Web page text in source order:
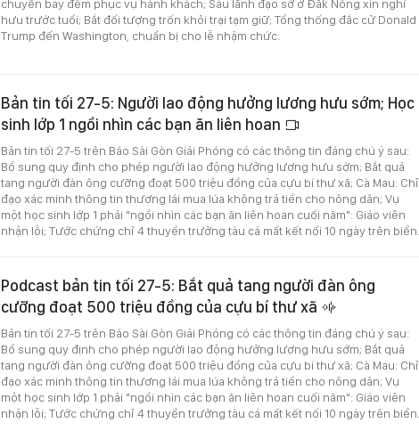
chuyến bay đêm phục vụ hành khách; Sáu lãnh đạo sở ở Đắk Nông xin nghỉ
hưu trước tuổi; Bắt đối tượng trốn khỏi trại tạm giữ; Tổng thống đắc cử Donald
Trump đến Washington, chuẩn bị cho lễ nhậm chức.
Bản tin tối 27-5: Người lao động hưởng lương hưu sớm; Học
sinh lớp 1 ngồi nhìn các bạn ăn liên hoan
Bản tin tối 27-5 trên Báo Sài Gòn Giải Phóng có các thông tin đáng chú ý sau:
Bổ sung quy định cho phép người lao động hưởng lương hưu sớm; Bắt quả
tang người đàn ông cưỡng đoạt 500 triệu đồng của cựu bí thư xã; Cà Mau: Chỉ
đạo xác minh thông tin thương lái mua lúa không trả tiền cho nông dân; Vụ
một học sinh lớp 1 phải "ngồi nhìn các bạn ăn liên hoan cuối năm": Giáo viên
nhận lỗi; Tước chứng chỉ 4 thuyền trưởng tàu cá mất kết nối 10 ngày trên biển.
Podcast bản tin tối 27-5: Bắt quả tang người đàn ông
cưỡng đoạt 500 triệu đồng của cựu bí thư xã
Bản tin tối 27-5 trên Báo Sài Gòn Giải Phóng có các thông tin đáng chú ý sau:
Bổ sung quy định cho phép người lao động hưởng lương hưu sớm; Bắt quả
tang người đàn ông cưỡng đoạt 500 triệu đồng của cựu bí thư xã; Cà Mau: Chỉ
đạo xác minh thông tin thương lái mua lúa không trả tiền cho nông dân; Vụ
một học sinh lớp 1 phải "ngồi nhìn các bạn ăn liên hoan cuối năm": Giáo viên
nhận lỗi; Tước chứng chỉ 4 thuyền trưởng tàu cá mất kết nối 10 ngày trên biển.